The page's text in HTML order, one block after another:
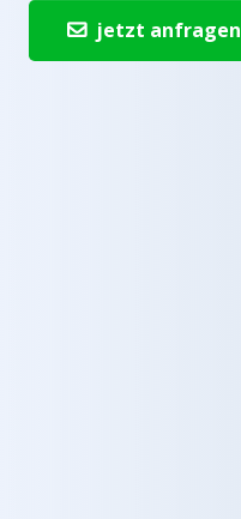
jetzt anfragen